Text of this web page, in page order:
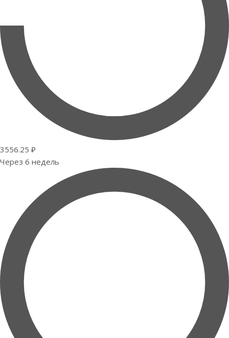
3556.25 ₽
Через 6 недель